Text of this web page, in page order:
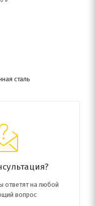
сталь
ответят на любой
вопрос